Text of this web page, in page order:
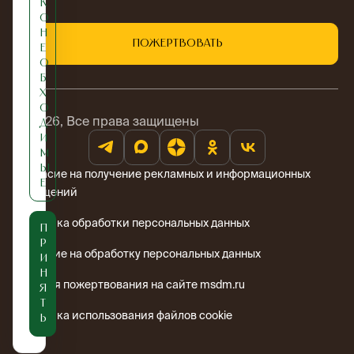
Пожертвовать
© 2026, Все права защищены
Согласие на получение рекламных и информационных
сообщений
Политика обработки персональных данных
Согласие на обработку персональных данных
Условия пожертвования на сайте msdm.ru
Политика использования файлов cookie
к
о
н
е
о
б
х
о
д
и
м
ы
е
П
р
и
н
я
т
ь